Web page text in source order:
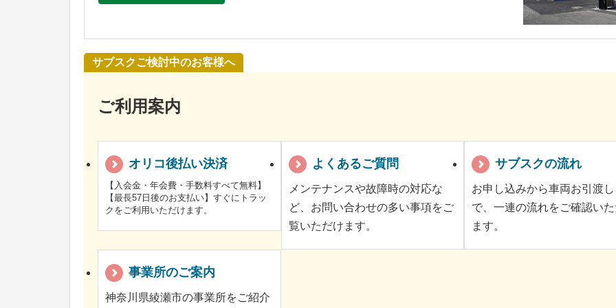
サブスクご検討中のお客様へ
ご利用案内
オリコ後払い決済
【入会金・年会費・手数料すべて無料】
【最長57日後のお支払い】すぐにトラッ
クをご利用いただけます。
よくあるご質問
メンテナンスや故障時の対応な
ど、お問い合わせの多い事項をご
覧いただけます。
サブスクの流れ
お申し込みから車両お引渡
で、一連の流れをご確認い
ます。
事業所のご案内
神奈川県綾瀬市の事業所をご紹介